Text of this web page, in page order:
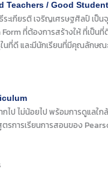
Teachers / Good
ะเกียรติ เจริญเศรษฐศิลป์ เป็
ที่ต้องการสร้างให้ ที่เป็นที่
นที่ดี และมีนักเรียนที่มีคุณลักษ
กไป ไม่น้อยไป พร้อมการดูแลใ
รการเรียนการสอนของ